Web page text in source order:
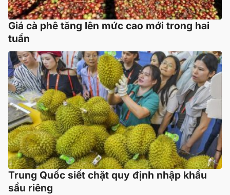
Giá cà phê tăng lên mức cao mới trong hai
tuần
Trung Quốc siết chặt quy định nhập khẩu
sầu riêng